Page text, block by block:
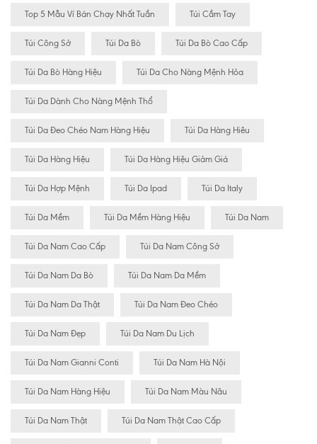
Top 5 Mẫu Ví Bán Chạy Nhất Tuần Túi Cầm Tay
Túi Công Sở Túi Da Bò Túi Da Bò Cao Cấp
Túi Da Bò Hàng Hiệu Túi Da Cho Nàng Mệnh Hỏa
Túi Da Dành Cho Nàng Mệnh Thổ
Túi Da Đeo Chéo Nam Hàng Hiệu Túi Da Hàng Hiêu
Túi Da Hàng Hiệu Túi Da Hàng Hiệu Giảm Giá
Túi Da Hợp Mệnh Túi Da Ipad Túi Da Italy
Túi Da Mềm Túi Da Mềm Hàng Hiệu Túi Da Nam
Túi Da Nam Cao Cấp Túi Da Nam Công Sở
Túi Da Nam Da Bò Túi Da Nam Da Mềm
Túi Da Nam Da Thật Túi Da Nam Đeo Chéo
Túi Da Nam Đẹp Túi Da Nam Du Lịch
Túi Da Nam Gianni Conti Túi Da Nam Hà Nội
Túi Da Nam Hàng Hiệu Túi Da Nam Màu Nâu
Túi Da Nam Thật Túi Da Nam Thật Cao Cấp